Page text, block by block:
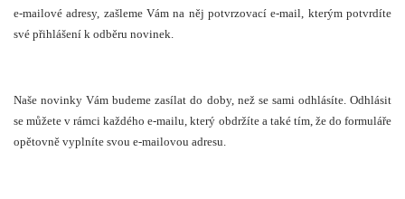
e-mailové adresy, zašleme Vám na něj potvrzovací e-mail, kterým potvrdíte
své přihlášení k odběru novinek.
Naše novinky Vám budeme zasílat do doby, než se sami odhlásíte. Odhlásit
se můžete v rámci každého e-mailu, který obdržíte a také tím, že do formuláře
opětovně vyplníte svou e-mailovou adresu.